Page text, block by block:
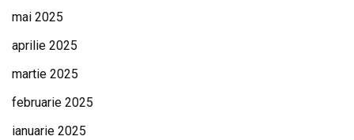
mai 2025
aprilie 2025
martie 2025
februarie 2025
ianuarie 2025